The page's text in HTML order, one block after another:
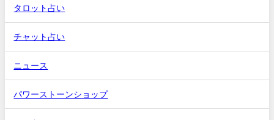
タロット占い
チャット占い
ニュース
パワーストーンショップ